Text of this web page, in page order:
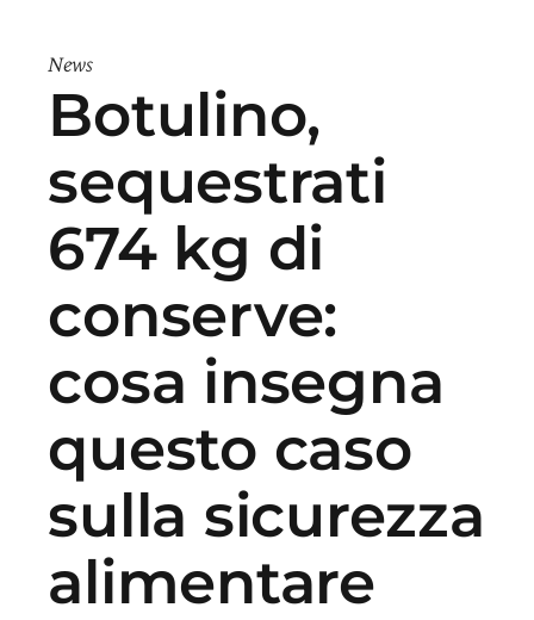
News
Botulino,
sequestrati
674 kg di
conserve:
cosa insegna
questo caso
sulla sicurezza
alimentare